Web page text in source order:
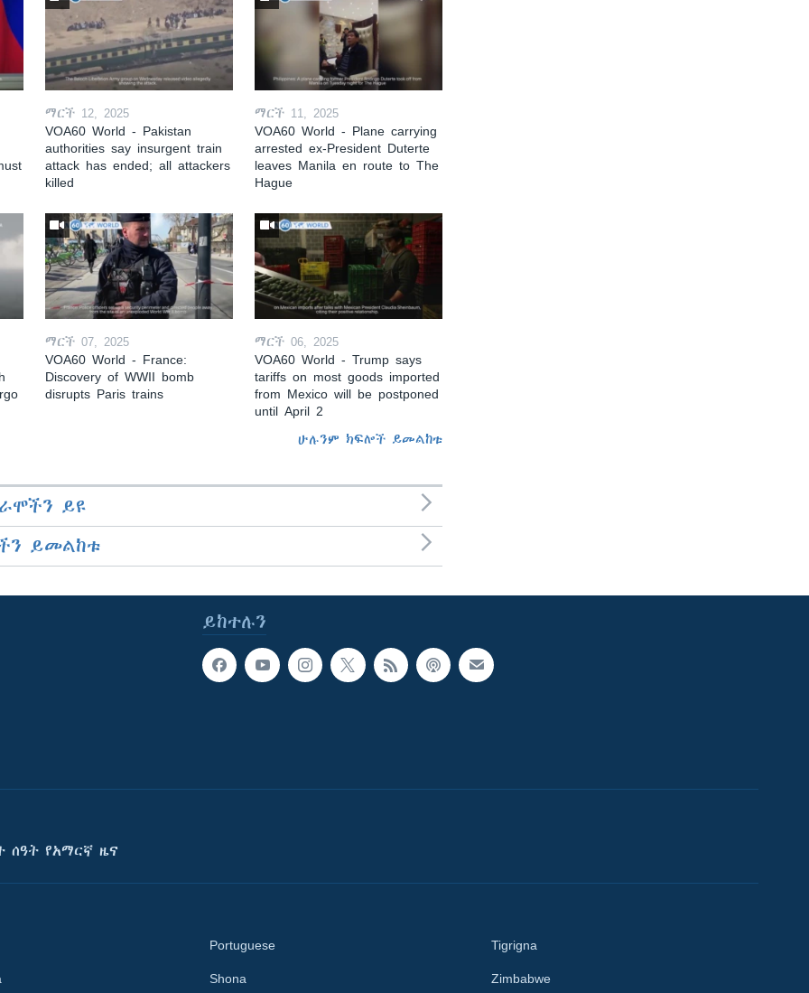
ማርች 12, 2025
VOA60 World - Pakistan
authorities say insurgent train
attack has ended; all attackers
killed
ማርች 11, 2025
VOA60 World - Plane carrying
arrested ex-President Duterte
leaves Manila en route to The
Hague
ማርች 07, 2025
VOA60 World - France:
Discovery of WWII bomb
disrupts Paris trains
ማርች 06, 2025
VOA60 World - Trump says
tariffs on most goods imported
from Mexico will be postponed
until April 2
ሁሉንም ክፍሎች ይመልከቱ
ይዩ
ይመልከቱ
ይከተሉን
ሰዓት የአማርኛ ዜና
Portuguese
Shona
Tigrigna
Zimbabwe